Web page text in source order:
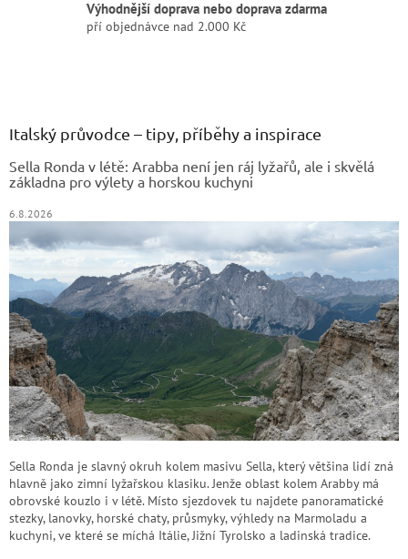
Výhodnější doprava nebo doprava zdarma
pří objednávce nad 2.000 Kč
Italský průvodce – tipy, příběhy a inspirace
Sella Ronda v létě: Arabba není jen ráj lyžařů, ale i skvělá
základna pro výlety a horskou kuchyni
6.8.2026
Sella Ronda je slavný okruh kolem masivu Sella, který většina lidí zná
hlavně jako zimní lyžařskou klasiku. Jenže oblast kolem Arabby má
obrovské kouzlo i v létě. Místo sjezdovek tu najdete panoramatické
stezky, lanovky, horské chaty, průsmyky, výhledy na Marmoladu a
kuchyni, ve které se míchá Itálie, Jižní Tyrolsko a ladinská tradice.